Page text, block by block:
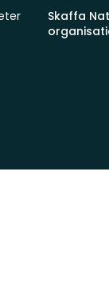
Skaffa